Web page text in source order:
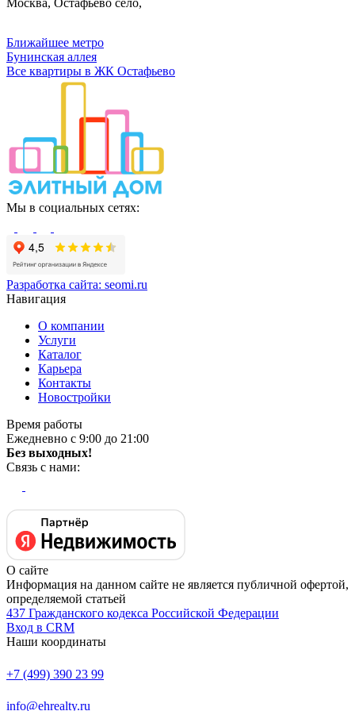
Москва, Остафьево село,
Ближайшее метро
Бунинская аллея
Все квартиры в ЖК Остафьево
Мы в социальных сетях:
Разработка сайта: seomi.ru
Навигация
О компании
Услуги
Каталог
Карьера
Контакты
Новостройки
Время работы
Ежедневно с 9:00 до 21:00
Без выходных!
Связь с нами:
О сайте
Информация на данном сайте не является публичной офертой,
определяемой статьей
437 Гражданского кодекса Российской Федерации
Вход в CRM
Наши координаты
+7 (499) 390 23 99
info@ehrealty.ru